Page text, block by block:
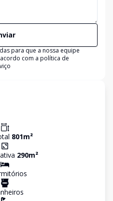
para que a nossa equipe
com a política de
801m²
290m²
s
s